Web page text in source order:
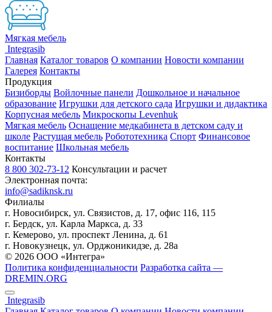
Мягкая мебель
Integrasib
Главная Каталог товаров О компании Новости компании
Галерея Контакты
Продукция
Бизиборды Войлочные панели Дошкольное и начальное
образование Игрушки для детского сада Игрушки и дидактика
Корпусная мебель Микроскопы Levenhuk
Мягкая мебель Оснащение медкабинета в детском саду и
школе Растущая мебель Робототехника Спорт Финансовое
воспитание Школьная мебель
Контакты
8 800 302-73-12 Консультации и расчет
Электронная почта:
info@sadiknsk.ru
Филиалы
г. Новосибирск, ул. Связистов, д. 17, офис 116, 115
г. Бердск, ул. Карла Маркса, д. 33
г. Кемерово, ул. проспект Ленина, д. 61
г. Новокузнецк, ул. ​Орджоникидзе, д. 28а
© 2026 ООО «Интегра»
Политика конфиденциальности Разработка сайта —
DREMIN.ORG
Integrasib